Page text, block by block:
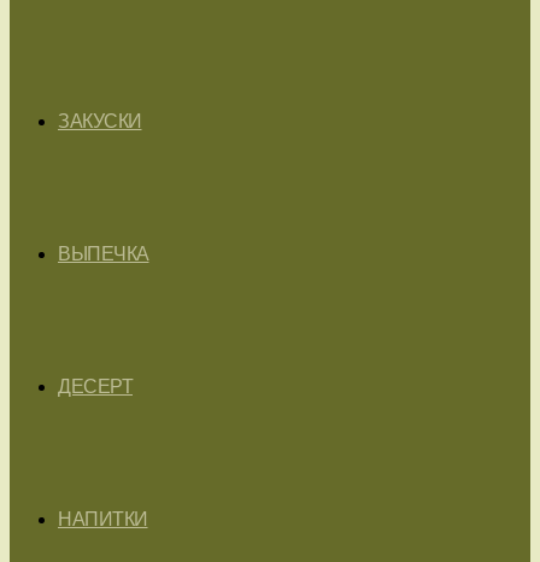
ЗАКУСКИ
ВЫПЕЧКА
ДЕСЕРТ
НАПИТКИ